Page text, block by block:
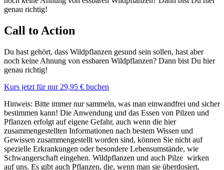
genau richtig!
Call to Action
Du hast gehört, dass Wild­pflan­zen gesund sein sol­len, hast aber
noch kei­ne Ahnung von ess­ba­ren Wild­pflan­zen? Dann bist Du hier
genau richtig!
Kurs jetzt für nur 29,95 € buchen
Hinweis: Bitte immer nur sammeln, was man einwandfrei und sicher
bestimmen kann! Die Anwendung und das Essen von Pilzen und
Pflanzen erfolgt auf eigene Gefahr, auch wenn die hier
zusammengestellten Informationen nach bestem Wissen und
Gewissen zusammengestellt worden sind, können Sie nicht auf
spezielle Erkrankungen oder besondere Lebensumstände, wie
Schwangerschaft eingehen. Wildpflanzen und auch Pilze wirken
auf uns. Es gibt auch Pflanzen, die, wenn man sie überdosiert,